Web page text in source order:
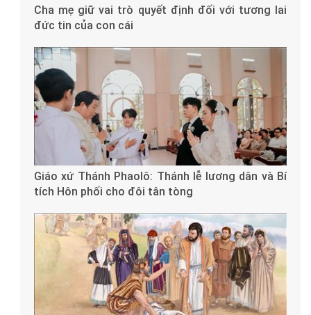
Cha mẹ giữ vai trò quyết định đối với tương lai
đức tin của con cái
Giáo xứ Thánh Phaolô: Thánh lễ lương dân và Bí
tích Hôn phối cho đôi tân tòng